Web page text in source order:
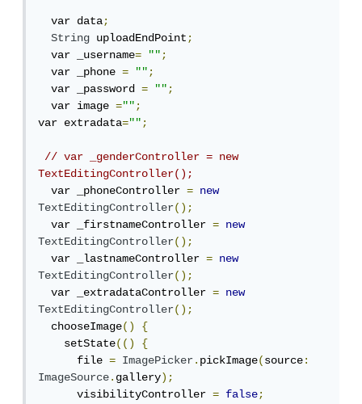
  var data
;
String uploadEndPoint;
  var _username
= "";
  var _phone
= "";
  var _password
= "";
  var image
="";
var extradata="";
// var _genderController = new
TextEditingController();
  var _phoneController
=
new
TextEditingController();
  var _firstnameController
=
new
TextEditingController();
  var _lastnameController
=
new
TextEditingController();
  var _extradataController
=
new
TextEditingController();
  chooseImage
()
{
    setState
(()
{
      file
= ImagePicker.pickImage(source:
ImageSource.gallery);
      visibilityController
= false;